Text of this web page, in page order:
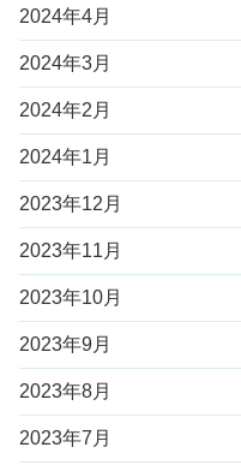
2024年4月
2024年3月
2024年2月
2024年1月
2023年12月
2023年11月
2023年10月
2023年9月
2023年8月
2023年7月